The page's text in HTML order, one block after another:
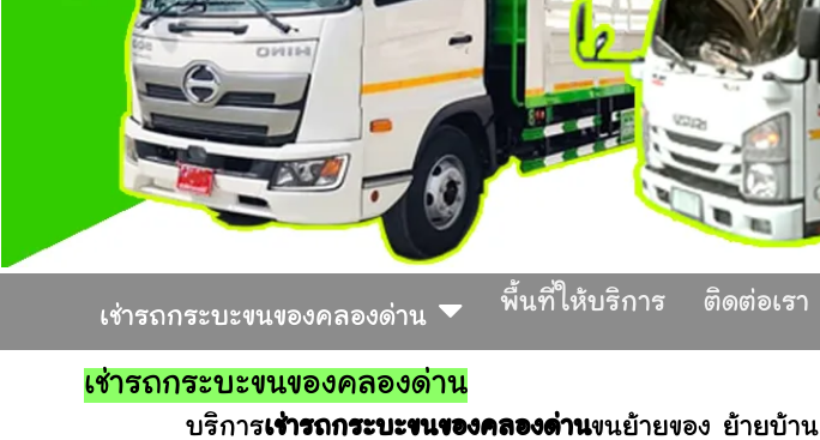
เช่ารถกระบะขนของคลองด่าน
พื้นที่ให้บริการ ติดต่อเรา
เช่ารถกระบะขนของคลองด่าน
บริการเช่ารถกระบะขนของคลองด่านขนย้ายของ ย้ายบ้า